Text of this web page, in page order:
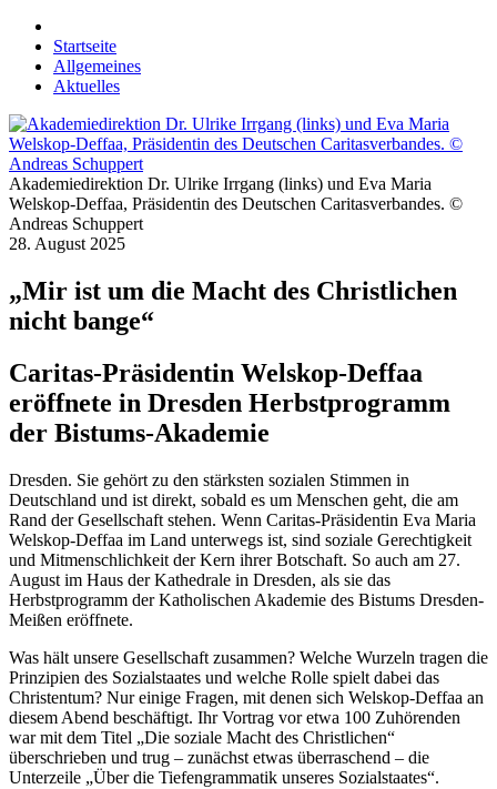
Startseite
Allgemeines
Aktuelles
Akademiedirektion Dr. Ulrike Irrgang (links) und Eva Maria
Welskop-Deffaa, Präsidentin des Deutschen Caritasverbandes. ©
Andreas Schuppert
28. August 2025
„Mir ist um die Macht des Christlichen
nicht bange“
Caritas-Präsidentin Welskop-Deffaa
eröffnete in Dresden Herbstprogramm
der Bistums-Akademie
Dresden. Sie gehört zu den stärksten sozialen Stimmen in
Deutschland und ist direkt, sobald es um Menschen geht, die am
Rand der Gesellschaft stehen. Wenn Caritas-Präsidentin Eva Maria
Welskop-Deffaa im Land unterwegs ist, sind soziale Gerechtigkeit
und Mitmenschlichkeit der Kern ihrer Botschaft. So auch am 27.
August im Haus der Kathedrale in Dresden, als sie das
Herbstprogramm der Katholischen Akademie des Bistums Dresden-
Meißen eröffnete.
Was hält unsere Gesellschaft zusammen? Welche Wurzeln tragen die
Prinzipien des Sozialstaates und welche Rolle spielt dabei das
Christentum? Nur einige Fragen, mit denen sich Welskop-Deffaa an
diesem Abend beschäftigt. Ihr Vortrag vor etwa 100 Zuhörenden
war mit dem Titel „Die soziale Macht des Christlichen“
überschrieben und trug – zunächst etwas überraschend – die
Unterzeile „Über die Tiefengrammatik unseres Sozialstaates“.